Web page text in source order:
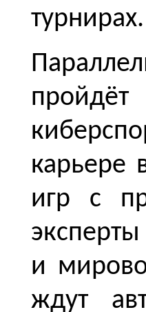
турнирах.
карьере
игр с
и
ждут